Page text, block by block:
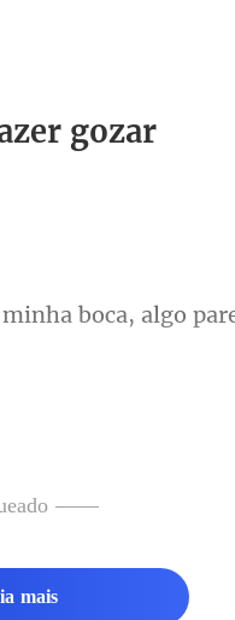
gozar
boca, algo
——
mais